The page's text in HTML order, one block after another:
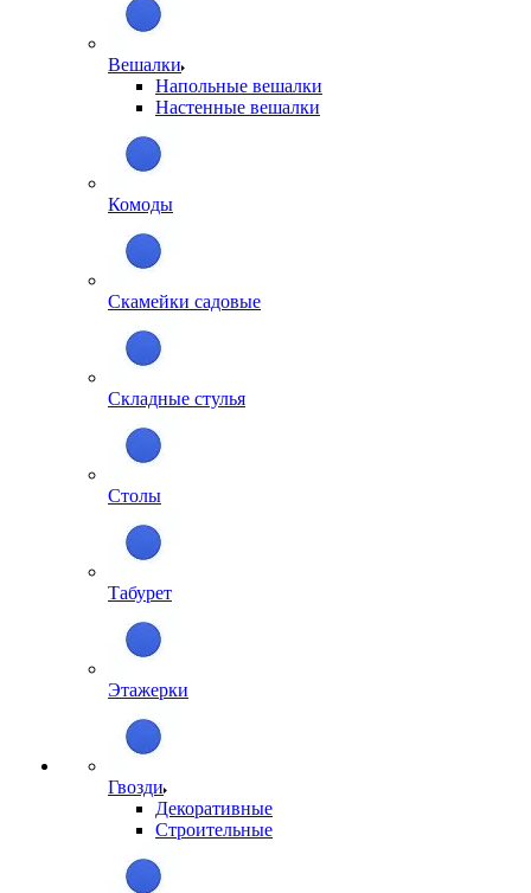
Вешалки
Напольные вешалки
Настенные вешалки
Комоды
Скамейки садовые
Складные стулья
Столы
Табурет
Этажерки
Гвозди
Декоративные
Строительные